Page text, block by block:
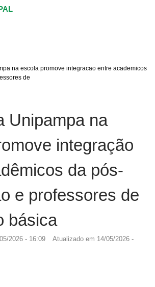
na escola promove integracao entre academicos
de
Unipampa na
integração
da pós-
e professores de
básica
2026 - 16:09 Atualizado em 14/05/2026 -